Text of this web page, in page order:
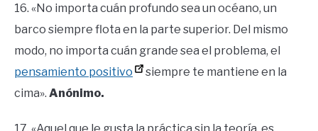
16. «No importa cuán profundo sea un océano, un
barco siempre flota en la parte superior. Del mismo
modo, no importa cuán grande sea el problema, el
pensamiento positivo
siempre te mantiene en la
cima». Anónimo.